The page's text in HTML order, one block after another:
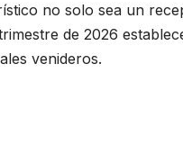
no solo sea un
de 2026
venideros.